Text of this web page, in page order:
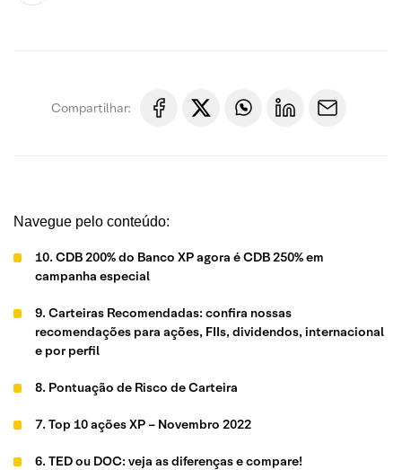
Compartilhar:
Navegue pelo conteúdo:
10. CDB 200% do Banco XP agora é CDB 250% em
campanha especial
9. Carteiras Recomendadas: confira nossas
recomendações para ações, FIIs, dividendos, internacional
e por perfil
8. Pontuação de Risco de Carteira
7. Top 10 ações XP – Novembro 2022
6. TED ou DOC: veja as diferenças e compare!